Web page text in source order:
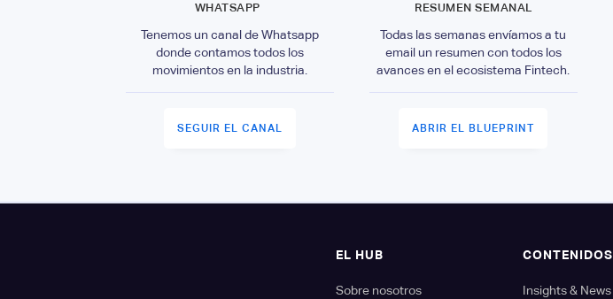
WHATSAPP
Tenemos un canal de Whatsapp
donde contamos todos los
movimientos en la industria.
SEGUIR EL CANAL
RESUMEN SEMANAL
Todas las semanas envíamos a tu
email un resumen con todos los
avances en el ecosistema Fintech.
ABRIR EL BLUEPRINT
EL HUB
Sobre nosotros
CONTENIDOS
Insights & News